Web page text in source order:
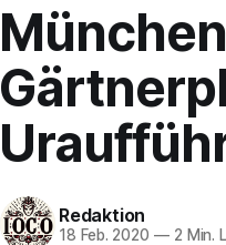
Redaktion
18 Feb. 2020 —2 Min.